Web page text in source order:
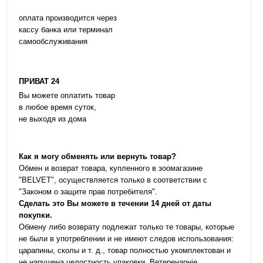
оплата производится через
кассу банка или терминал
самообслуживания
ПРИВАТ 24
Вы можете оплатить товар
в любое время суток,
не выходя из дома
Как я могу обменять или вернуть товар?
Обмен и возврат товара, купленного в зоомагазине
"BELVET", осуществляется только в соответствии с
"Законом о защите прав потребителя".
Сделать это Вы можете в течении 14 дней от даты
покупки.
Обмену либо возврату подлежат только те товары, которые
не были в употреблении и не имеют следов использования:
царапины, сколы и т. д., товар полностью укомплектован и